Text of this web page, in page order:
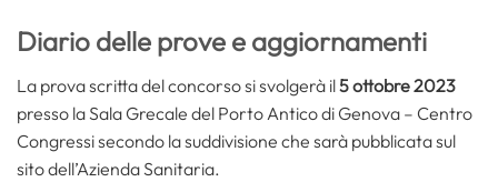
Diario delle prove e aggiornamenti
La prova scritta del concorso si svolgerà il5 ottobre 2023
presso la Sala Grecale del Porto Antico di Genova – Centro
Congressi secondo la suddivisione che sarà pubblicata sul
sito dell’Azienda Sanitaria.